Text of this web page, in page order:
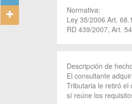
Normativa:
Ley 35/2006 Art.
RD 439/2007, Art. 54
Descripción de
El consultante
Tributaria le retiró el
sí reúne los